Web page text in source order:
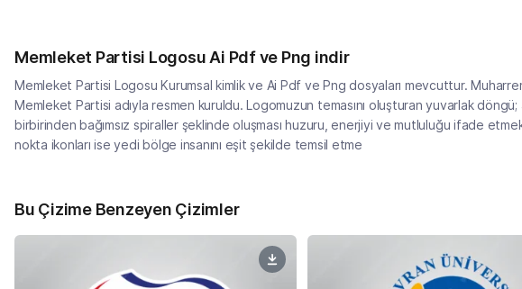
Memleket Partisi Logosu Ai Pdf ve Png indir
Memleket Partisi Logosu Kurumsal kimlik ve Ai Pdf ve Png dosyaları mevcuttur.
Memleket Partisi adıyla resmen kuruldu. Logomuzun temasını oluşturan yuvarlak
birbirinden bağımsız spiraller şeklinde oluşması huzuru, enerjiyi ve mutluluğu ifade
nokta ikonları ise yedi bölge insanını eşit şekilde temsil etme
Bu Çizime Benzeyen Çizimler